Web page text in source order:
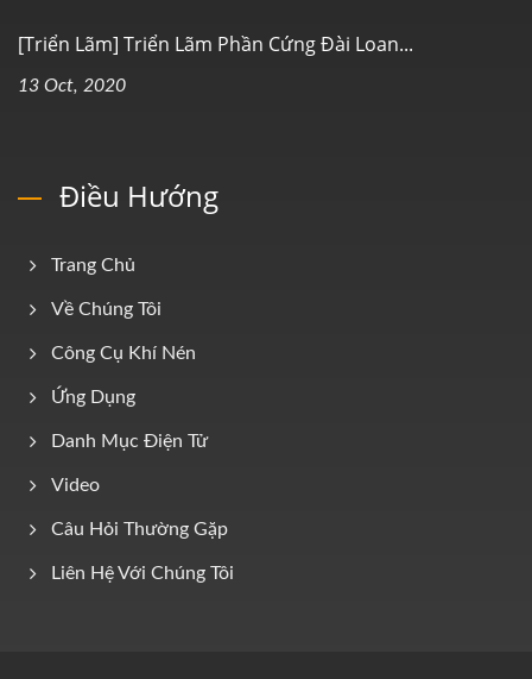
[Triển Lãm] Triển Lãm Phần Cứng Đài Loan...
13 Oct, 2020
Điều Hướng
Trang Chủ
Về Chúng Tôi
Công Cụ Khí Nén
Ứng Dụng
Danh Mục Điện Tử
Video
Câu Hỏi Thường Gặp
Liên Hệ Với Chúng Tôi